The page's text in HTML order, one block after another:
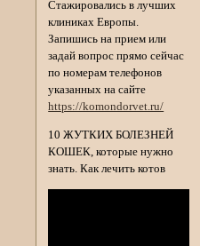
Стажировались в лучших
клиниках Европы.
Запишись на прием или
задай вопрос прямо сейчас
по номерам телефонов
указанных на сайте
https://komondorvet.ru/
10 ЖУТКИХ БОЛЕЗНЕЙ
КОШЕК, которые нужно
знать. Как лечить котов